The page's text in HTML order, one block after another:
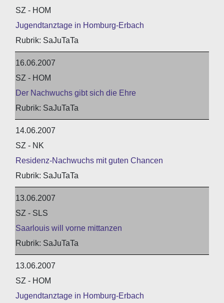
SZ - HOM
Jugendtanztage in Homburg-Erbach
SaJuTaTa
16.06.2007
SZ - HOM
Der Nachwuchs gibt sich die Ehre
SaJuTaTa
14.06.2007
SZ - NK
Residenz-Nachwuchs mit guten Chancen
SaJuTaTa
13.06.2007
SZ - SLS
Saarlouis will vorne mittanzen
SaJuTaTa
13.06.2007
SZ - HOM
Jugendtanztage in Homburg-Erbach